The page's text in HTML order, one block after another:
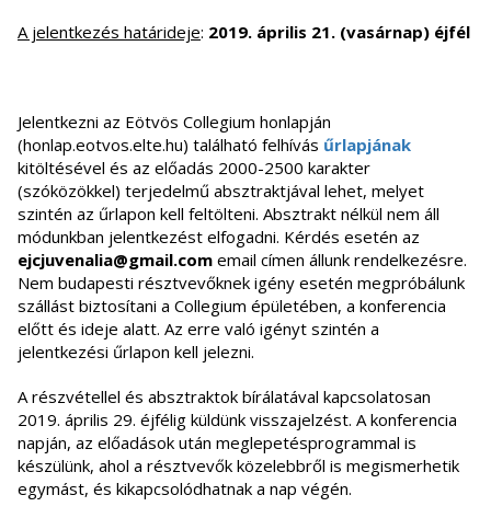
A jelentkezés határideje: 2019. április 21. (vasárnap) éjfél
Jelentkezni az Eötvös Collegium honlapján
(honlap.eotvos.elte.hu) található felhívás űrlapjának
kitöltésével és az előadás 2000-2500 karakter
(szóközökkel) terjedelmű absztraktjával lehet, melyet
szintén az űrlapon kell feltölteni. Absztrakt nélkül nem áll
módunkban jelentkezést elfogadni. Kérdés esetén az
ejcjuvenalia@gmail.com email címen állunk rendelkezésre.
Nem budapesti résztvevőknek igény esetén megpróbálunk
szállást biztosítani a Collegium épületében, a konferencia
előtt és ideje alatt. Az erre való igényt szintén a
jelentkezési űrlapon kell jelezni.
A részvétellel és absztraktok bírálatával kapcsolatosan
2019. április 29. éjfélig küldünk visszajelzést. A konferencia
napján, az előadások után meglepetésprogrammal is
készülünk, ahol a résztvevők közelebbről is megismerhetik
egymást, és kikapcsolódhatnak a nap végén.